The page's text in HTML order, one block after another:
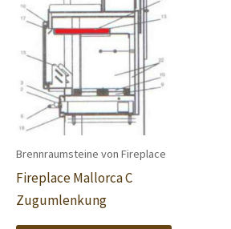
Brennraumsteine von Fireplace
Fireplace Mallorca C
Zugumlenkung